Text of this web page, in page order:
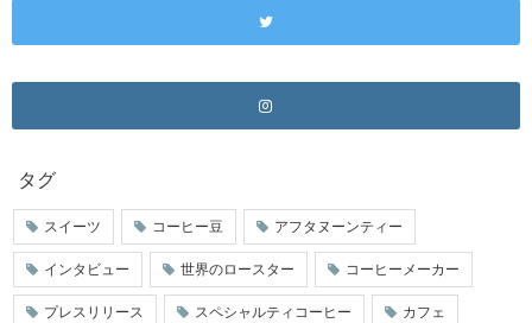
タグ
スイーツ コーヒー豆 アフタヌーンティー
インタビュー 世界のロースター コーヒーメーカー
プレスリリース スペシャルティコーヒー カフェ